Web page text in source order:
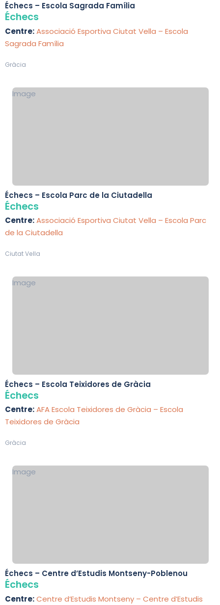
Échecs – Escola Sagrada Família
Échecs
Centre:Associació Esportiva Ciutat Vella – Escola
Sagrada Família
Gràcia
Image
Échecs – Escola Parc de la Ciutadella
Échecs
Centre:Associació Esportiva Ciutat Vella – Escola Parc
de la Ciutadella
Ciutat Vella
Image
Échecs – Escola Teixidores de Gràcia
Échecs
Centre:AFA Escola Teixidores de Gràcia – Escola
Teixidores de Gràcia
Gràcia
Image
Échecs – Centre d’Estudis Montseny-Poblenou
Échecs
Centre:Centre d’Estudis Montseny – Centre d’Estudis